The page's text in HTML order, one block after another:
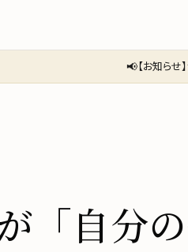
📢【お知らせ
「自分